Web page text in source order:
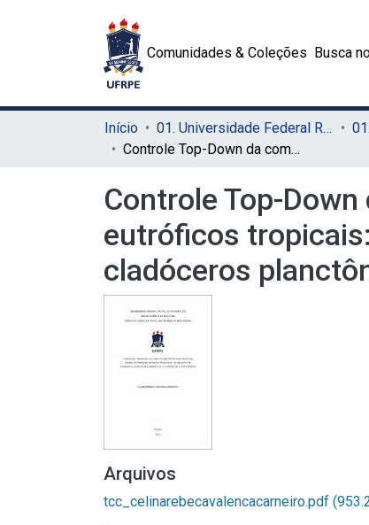
Comunidades & Coleções Busca
Início 01. Universidade Federal Rural de Pernambuco - UFRPE (Sede)
Controle Top-Down da comunidade fitoplanctônica em reservatórios eutróficos tropicais: um cenário de biomanipulação com a adição de cladóceros planctônicos
Controle Top-
eutróficos
cladóceros
Arquivos
tcc_celinarebecavalencacarneiro.pdf